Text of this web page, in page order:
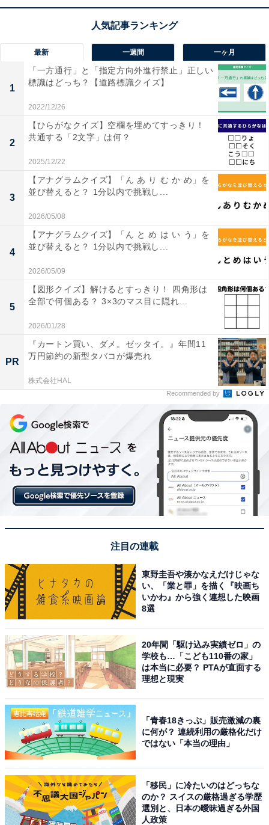
1 2
最新 一週間 一ヶ月
1
「一方通行」と「指定方向外進行禁止」正しい
標識はどっち？【道路標識クイズ】
2022/12/26
2
【ひらがなクイズ】空欄を埋めてすっきり！
共通する「2文字」は何？
2025/12/22
3
【アナグラムクイズ】「ん あ り む か め」を
並び替えると？ 1分以内で挑戦し...
2026/05/08
4
【アナグラムクイズ】「ん と め は い う」を
並び替えると？ 1分以内で挑戦し...
2026/05/09
5
【図形クイズ】解けるとすっきり！ 四角形は
全部で何個ある？ 3×3のマス目に隠れ...
2026/01/28
PR
『カートン買い、ダメ。ゼッタイ。』年間11
万円節約の新型タバコが爆売れ
株式会社HAL
Recommended by
注目の連載
東野圭吾や湊かなえだけじゃな
い、「業と罪」を描く『映画ち
いかわ』から強く連想した映画
8選
20年間「駆け込み実績ゼロ」の
学校も…「こども110番の家」
は本当に必要？ PTAが直面する
理想と現実
「青春18きっぷ」販売激減の裏
に何が？ 連続利用の厳格化だけ
ではない「本当の理由」
「移民」に冷たいのはどっちな
のか？ スイスの厳格過ぎる学歴
選別と、日本の曖昧過ぎる外国
人政策